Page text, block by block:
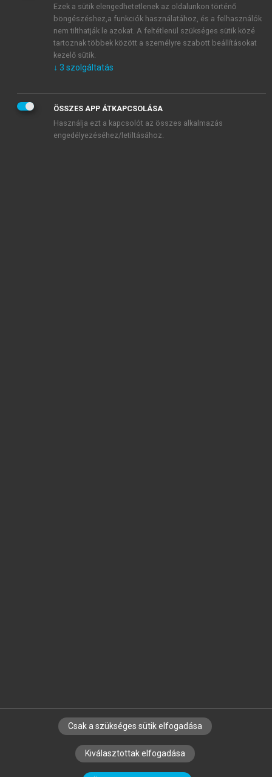
veszem és elfogadom.
Általános vásárlási feltételeket, valamint a szotar.netés a
mersz.huoldalak licencszerződéseiben foglaltakat
tudomásul veszem és elfogadom.
KIPRÓBÁLOM
SZERZŐKNEK CÉGEKNEK KÖNYVTÁROSOKNAK
SZERKESZTÉSI ÉS LEKTORÁLÁSI ALAPELVEK
Ezek a sütik elengedhetetlenek az oldalunkon történő
böngészéshez,a funkciók használatához, és a felhasználók
nem tilthatják le azokat. A feltétlenül szükséges sütik közé
tartoznak többek között a személyre szabott beállításokat
kezelő sütik.
↓ 3 szolgáltatás
ÖSSZES APP ÁTKAPCSOLÁSA
Használja ezt a kapcsolót az összes alkalmazás
engedélyezéséhez/letiltásához.
Csak a szükséges sütik elfogadása
Kiválasztottak elfogadása